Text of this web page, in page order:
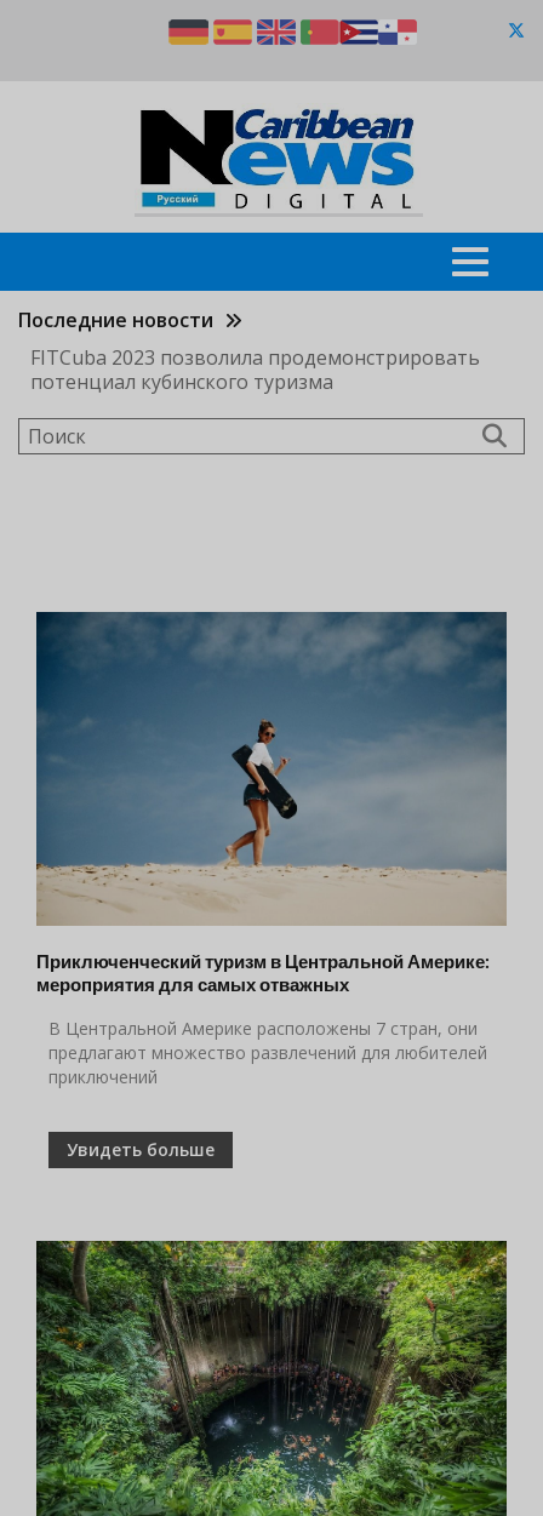
Последние новости
FITCuba 2023 позволила продемонстрировать
потенциал кубинского туризма
Поиск
Приключенческий туризм в Центральной Америке:
мероприятия для самых отважных
В Центральной Америке расположены 7 стран, они
предлагают множество развлечений для любителей
приключений
Увидеть больше